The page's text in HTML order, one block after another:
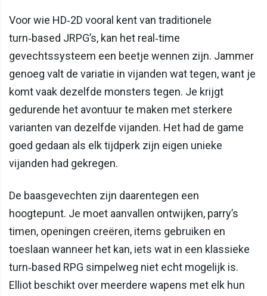
Voor wie HD‑2D vooral kent van traditionele
turn‑based JRPG’s, kan het real‑time
gevechtssysteem een beetje wennen zijn. Jammer
genoeg valt de variatie in vijanden wat tegen, want je
komt vaak dezelfde monsters tegen. Je krijgt
gedurende het avontuur te maken met sterkere
varianten van dezelfde vijanden. Het had de game
goed gedaan als elk tijdperk zijn eigen unieke
vijanden had gekregen.
De baasgevechten zijn daarentegen een
hoogtepunt. Je moet aanvallen ontwijken, parry’s
timen, openingen creëren, items gebruiken en
toeslaan wanneer het kan, iets wat in een klassieke
turn‑based RPG simpelweg niet echt mogelijk is.
Elliot beschikt over meerdere wapens met elk hun